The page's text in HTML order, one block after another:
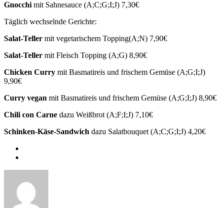
Gnocchi mit Sahnesauce (A;C;G;I;J) 7,30€
Täglich wechselnde Gerichte:
Salat-Teller mit vegetarischem Topping(A;N) 7,90€
Salat-Teller mit Fleisch Topping (A;G) 8,90€
Chicken Curry mit Basmatireis und frischem Gemüse (A;G;I;J)
9,90€
Curry vegan mit Basmatireis und frischem Gemüse (A;G;I;J) 8,90€
Chili con Carne dazu Weißbrot (A;F;I;J) 7,10€
Schinken-Käse-Sandwich dazu Salatbouquet (A;C;G;I;J) 4,20€